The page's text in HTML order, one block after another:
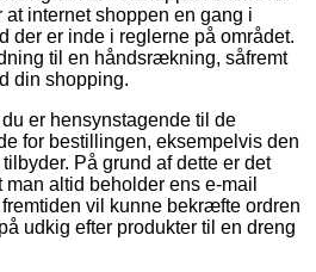
internet shoppen en gang i
der er inde i reglerne på området.
til en håndsrækning, såfremt
din shopping.
er hensynstagende til de
for bestillingen, eksempelvis den
På grund af dette er det
altid beholder ens e-mail
vil kunne bekræfte ordren
udkig efter produkter til en dreng